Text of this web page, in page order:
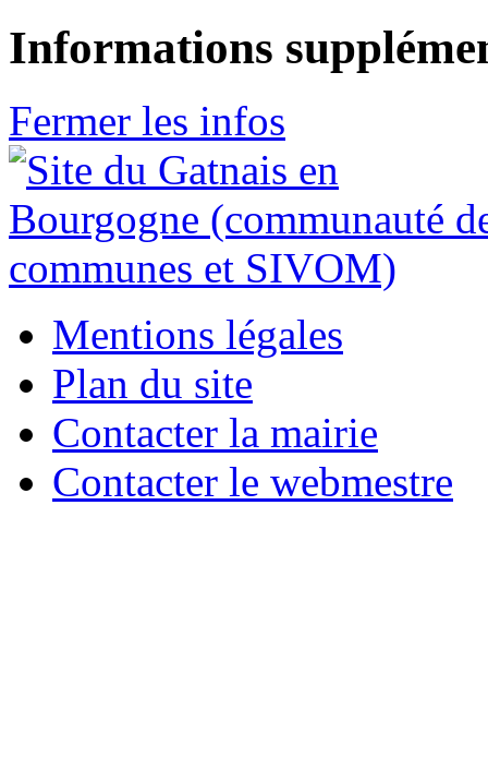
Informations
Fermer les infos
Mentions légales
Plan du site
Contacter la mairie
Contacter le webmestre